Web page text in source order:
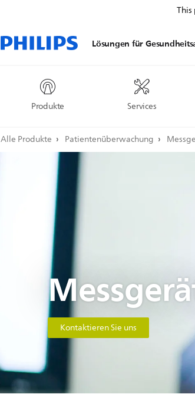
Lösungen für
Produkte Services
Alle Produkte Patientenüberwachung
Kontaktieren Sie uns